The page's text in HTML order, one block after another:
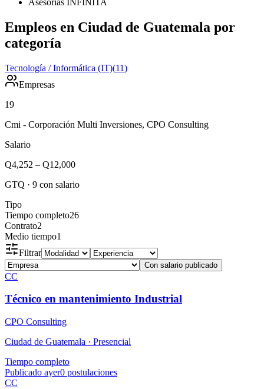
Empleos en Ciudad de Guatemala por
categoría
Tecnología / Informática (IT)(11)
Empresas
19
Cmi - Corporación Multi Inversiones, CPO Consulting
Salario
Q4,252 – Q12,000
GTQ · 9 con salario
Tipo
Tiempo completo26
Contrato2
Medio tiempo1
Filtrar
Con salario publicado
CC
Técnico en mantenimiento Industrial
CPO Consulting
Ciudad de Guatemala · Presencial
Tiempo completo
Publicado ayer0 postulaciones
CC